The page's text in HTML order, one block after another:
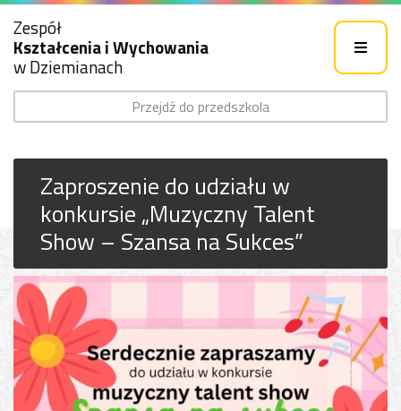
Zespół
Kształcenia i Wychowania
w Dziemianach
Przejdź do przedszkola
Zaproszenie do udziału w
konkursie „Muzyczny Talent
Show – Szansa na Sukces”